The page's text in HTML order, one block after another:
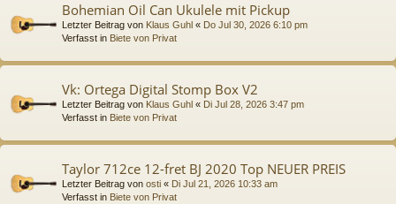
Bohemian Oil Can Ukulele mit Pickup
Letzter Beitrag von Klaus Guhl « Do Jul 30, 2026 6:10 pm
Verfasst in Biete von Privat
Vk: Ortega Digital Stomp Box V2
Letzter Beitrag von Klaus Guhl « Di Jul 28, 2026 3:47 pm
Verfasst in Biete von Privat
Taylor 712ce 12-fret BJ 2020 Top NEUER PREIS
Letzter Beitrag von osti « Di Jul 21, 2026 10:33 am
Verfasst in Biete von Privat